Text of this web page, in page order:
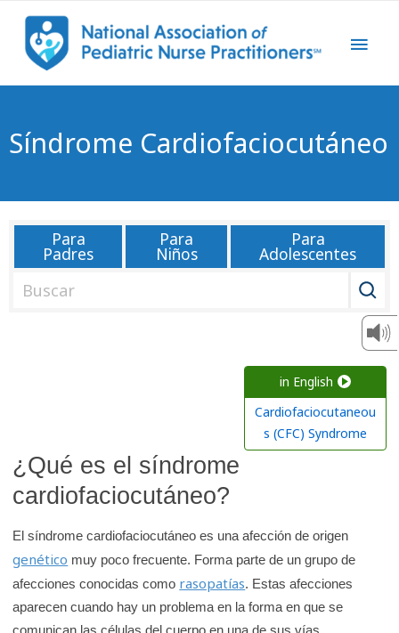
Síndrome Cardiofaciocutáneo
Para
Padres
Para
Niños
Para
Adolescentes
l
a
i
b
l
in English
Cardiofaciocutaneou
s (CFC) Syndrome
¿Qué es el síndrome
cardiofaciocutáneo?
El síndrome cardiofaciocutáneo es una afección de origen
genético muy poco frecuente. Forma parte de un grupo de
afecciones conocidas como rasopatías. Estas afecciones
aparecen cuando hay un problema en la forma en que se
comunican las células del cuerpo en una de sus vías.